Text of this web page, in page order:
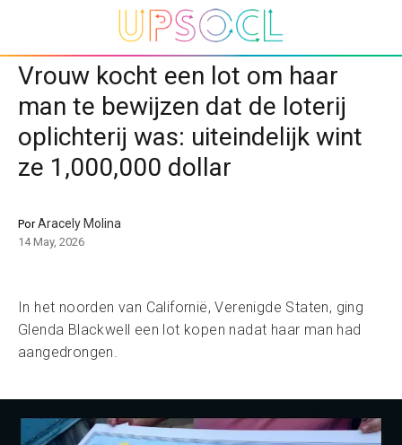
Vrouw kocht een lot om haar
man te bewijzen dat de loterij
oplichterij was: uiteindelijk wint
ze 1,000,000 dollar
PorAracely Molina
14 May, 2026
In het noorden van Californië, Verenigde Staten, ging
Glenda Blackwell een lot kopen nadat haar man had
aangedrongen.